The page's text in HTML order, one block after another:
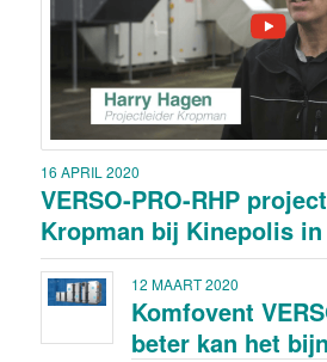
16 APRIL 2020
VERSO-PRO-RHP
Kropman bij Kinepolis in
12 MAART 2020
Komfovent
beter kan het